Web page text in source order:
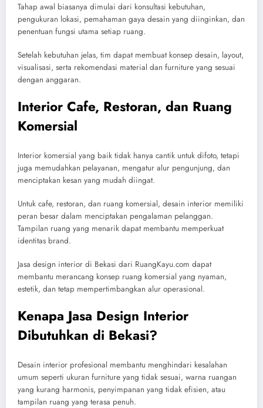
Tahap awal biasanya dimulai dari konsultasi kebutuhan,
pengukuran lokasi, pemahaman gaya desain yang diinginkan, dan
penentuan fungsi utama setiap ruang.
Setelah kebutuhan jelas, tim dapat membuat konsep desain, layout,
visualisasi, serta rekomendasi material dan furniture yang sesuai
dengan anggaran.
Interior Cafe, Restoran, dan Ruang
Komersial
Interior komersial yang baik tidak hanya cantik untuk difoto, tetapi
juga memudahkan pelayanan, mengatur alur pengunjung, dan
menciptakan kesan yang mudah diingat.
Untuk cafe, restoran, dan ruang komersial, desain interior memiliki
peran besar dalam menciptakan pengalaman pelanggan.
Tampilan ruang yang menarik dapat membantu memperkuat
identitas brand.
Jasa design interior di Bekasi dari RuangKayu.com dapat
membantu merancang konsep ruang komersial yang nyaman,
estetik, dan tetap mempertimbangkan alur operasional.
Kenapa Jasa Design Interior
Dibutuhkan di Bekasi?
Desain interior profesional membantu menghindari kesalahan
umum seperti ukuran furniture yang tidak sesuai, warna ruangan
yang kurang harmonis, penyimpanan yang tidak efisien, atau
tampilan ruang yang terasa penuh.